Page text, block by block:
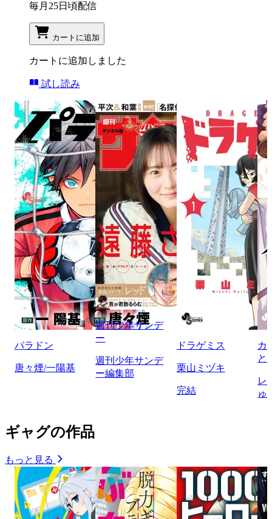
毎月25日頃配信
カートに追加
カートに追加しました
試し読み
パラドン
唐々煙/一陽基
週刊少年サンデ
ー
週刊少年サンデ
ー編集部
ドラゲミス
栗山ミヅキ
完結
カ
と
レ
ゅ
ギャグの作品
もっと見る